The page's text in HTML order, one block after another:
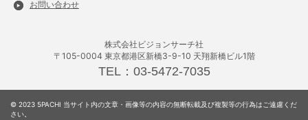
お問い合わせ
株式会社ビジョンサーチ社
〒105-0004 東京都港区新橋3-9-10 天翔新橋ビル1階
TEL：03-5472-7035
© 2023 5PACHI 当サイト内の文章・画像等の内容の無断転載及び複製等の行為はご遠慮くだ
さい。